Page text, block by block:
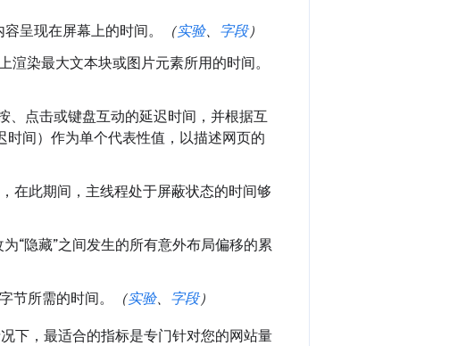
呈现在屏幕上的时间。 （实验、 字段）
渲染最大文本块或图片元素所用的时间。
、点击或键盘互动的延迟时间，并根据互
间）作为单个代表性值，以描述网页的
在此期间，主线程处于屏蔽状态的时间够
为“隐藏”之间发生的所有意外布局偏移的累
节所需的时间。 （实验、 字段）
下，最适合的指标是专门针对您的网站量